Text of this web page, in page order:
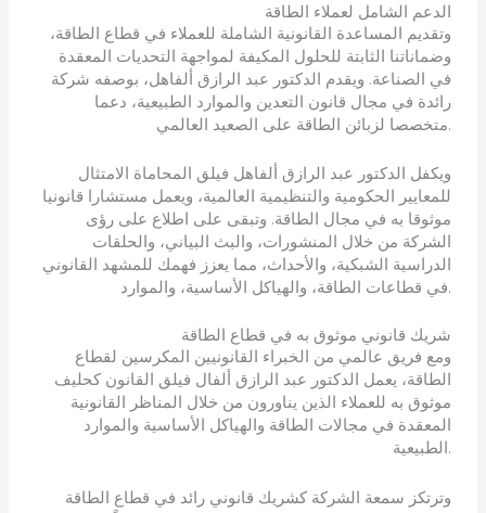
الدعم الشامل لعملاء الطاقة
وتقديم المساعدة القانونية الشاملة للعملاء في قطاع الطاقة،
وضماناتنا الثابتة للحلول المكيفة لمواجهة التحديات المعقدة
في الصناعة. ويقدم الدكتور عبد الرازق ألفاهل، بوصفه شركة
رائدة في مجال قانون التعدين والموارد الطبيعية، دعما
متخصصا لزبائن الطاقة على الصعيد العالمي.
ويكفل الدكتور عبد الرازق ألفاهل فيلق المحاماة الامتثال
للمعايير الحكومية والتنظيمية العالمية، ويعمل مستشارا قانونيا
موثوقا به في مجال الطاقة. وتبقى على اطلاع على رؤى
الشركة من خلال المنشورات، والبث البياني، والحلقات
الدراسية الشبكية، والأحداث، مما يعزز فهمك للمشهد القانوني
في قطاعات الطاقة، والهياكل الأساسية، والموارد.
شريك قانوني موثوق به في قطاع الطاقة
ومع فريق عالمي من الخبراء القانونيين المكرسين لقطاع
الطاقة، يعمل الدكتور عبد الرازق ألفال فيلق القانون كحليف
موثوق به للعملاء الذين يناورون من خلال المناظر القانونية
المعقدة في مجالات الطاقة والهياكل الأساسية والموارد
الطبيعية.
وترتكز سمعة الشركة كشريك قانوني رائد في قطاع الطاقة